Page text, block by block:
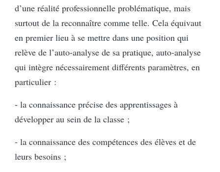
d’une réalité professionnelle problématique, mais
surtout de la reconnaître comme telle. Cela équivaut
en premier lieu à se mettre dans une position qui
relève de l’auto-analyse de sa pratique, auto-analyse
qui intègre nécessairement différents paramètres, en
particulier :
- la connaissance précise des apprentissages à
développer au sein de la classe ;
- la connaissance des compétences des élèves et de
leurs besoins ;